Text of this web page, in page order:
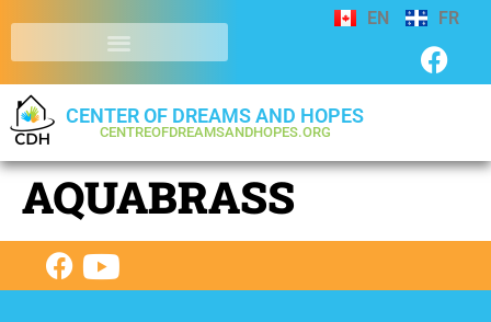
EN FR
CENTER OF DREAMS AND HOPES
CENTREOFDREAMSANDHOPES.ORG
AQUABRASS